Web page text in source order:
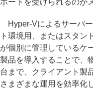
ポートを受けられるのが
Hyper-Vによるサーバ
ト環境用、またはスタン
が個別に管理しているケ
製品を導入することで、
台まで、クライアント製
さまざまな運用を効率化